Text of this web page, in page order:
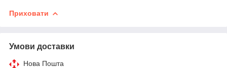
Приховати
Умови доставки
Нова Пошта